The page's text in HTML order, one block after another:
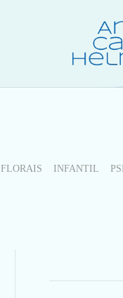
ANDREA
DE 15 ANOS
DE FLORAIS.
FLORAIS INFANTIL